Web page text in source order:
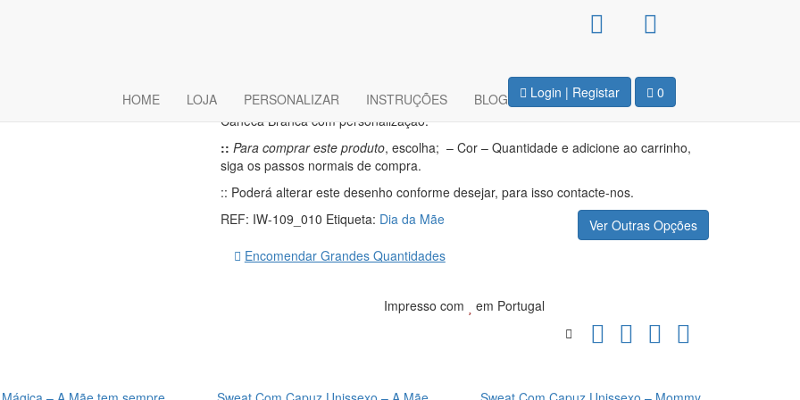
Login | Registar 0
HOME LOJA PERSONALIZAR INSTRUÇÕES BLOG
Motivo
Caneca Branca com personalização.
:: Para comprar este produto, escolha; – Cor – Quantidade e adicione ao carrinho,
siga os passos normais de compra.
:: Poderá alterar este desenho conforme desejar, para isso contacte-nos.
Ver Outras Opções
REF: IW-109_010 Etiqueta: Dia da Mãe
Encomendar Grandes Quantidades
Impresso com em Portugal